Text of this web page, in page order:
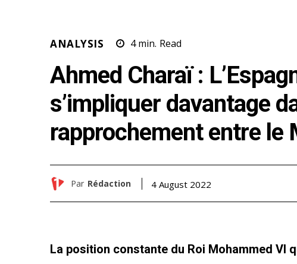
ANALYSIS 4min. Read
Ahmed Charaï :
s’impliquer davantage
rapprochement entre le
Par Rédaction 4 August 2022
La position constante du Roi Mohammed VI